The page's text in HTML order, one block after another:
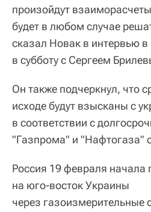
произойдут
будет в любом случае
сказал Новак в интервью
в субботу с Сергеем
Он также подчеркнул, что
исходе будут взысканы с
в соответствии с
"Газпрома" и "Нафтогаза"
Россия 19 февраля начала
на юго-восток Украины
через газоизмерительные